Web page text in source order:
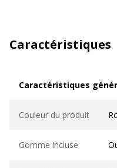
Caractéristiques
Caractéristiques
Couleur du produit
Gomme incluse